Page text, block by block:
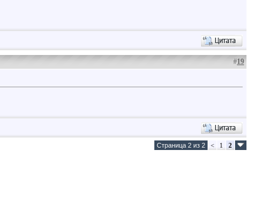
#19
Страница 2 из 2 < 1 2